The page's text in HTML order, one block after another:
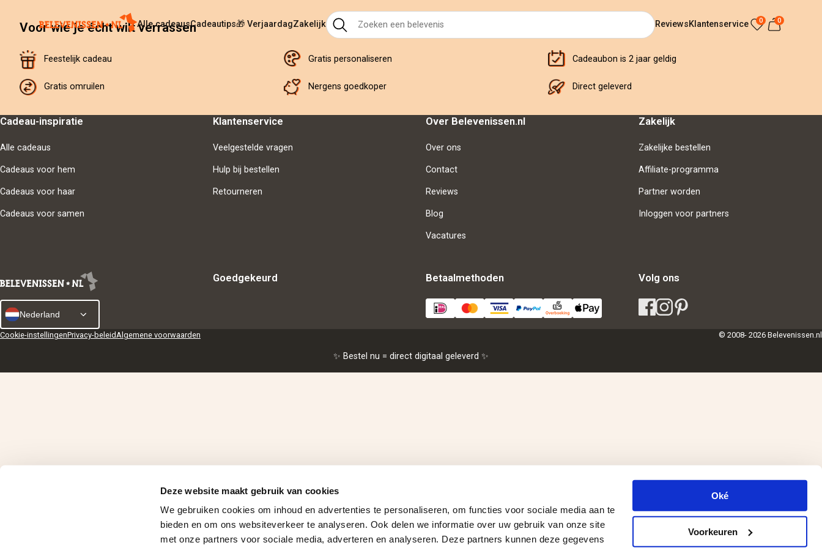
Deze website maakt gebruik van cookies
We gebruiken cookies om inhoud en advertenties te personaliseren, om functies voor sociale media aan te
bieden en om ons websiteverkeer te analyseren. Ook delen we informatie over uw gebruik van onze site
met onze partners voor sociale media, adverteren en analyseren. Deze partners kunnen deze gegevens
Oké
Voorkeuren
Alle cadeausCadeautips🎁 VerjaardagZakelijk ReviewsKlantenservice 0 0
Voor wie je écht wilt verrassen
Feestelijk cadeau Gratis personaliseren Cadeaubon is 2 jaar geldig
Gratis omruilen Nergens goedkoper Direct geleverd
Cadeau-inspiratie
Alle cadeaus
Cadeaus voor hem
Cadeaus voor haar
Cadeaus voor samen
Klantenservice
Veelgestelde vragen
Hulp bij bestellen
Retourneren
Over Belevenissen.nl
Over ons
Contact
Reviews
Blog
Vacatures
Zakelijk
Zakelijke bestellen
Affiliate-programma
Partner worden
Inloggen voor partners
Nederland
Goedgekeurd Betaalmethoden Volg ons
Cookie-instellingenPrivacy-beleidAlgemene voorwaarden © 2008- 2026 Belevenissen.nl
✨ Bestel nu = direct digitaal geleverd ✨